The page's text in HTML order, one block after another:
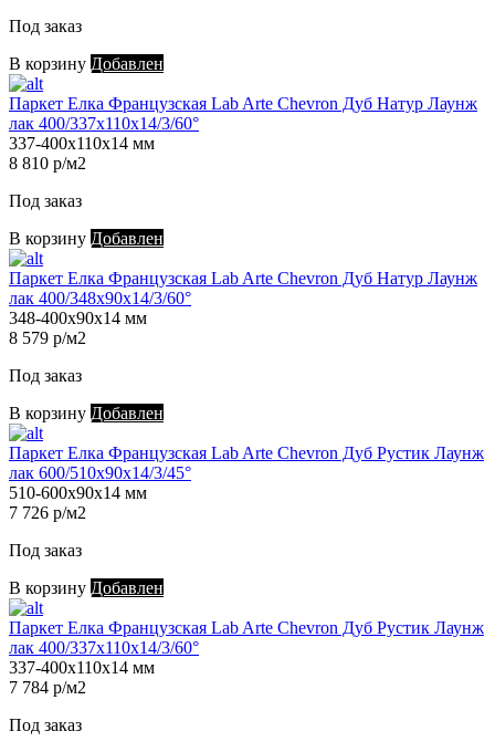
Под заказ
В корзину Добавлен
Паркет Елка Французская Lab Arte Chevron Дуб Натур Лаунж
лак 400/337х110х14/3/60°
337-400х110х14 мм
8 810 р/м2
Под заказ
В корзину Добавлен
Паркет Елка Французская Lab Arte Chevron Дуб Натур Лаунж
лак 400/348х90х14/3/60°
348-400х90х14 мм
8 579 р/м2
Под заказ
В корзину Добавлен
Паркет Елка Французская Lab Arte Chevron Дуб Рустик Лаунж
лак 600/510х90х14/3/45°
510-600х90х14 мм
7 726 р/м2
Под заказ
В корзину Добавлен
Паркет Елка Французская Lab Arte Chevron Дуб Рустик Лаунж
лак 400/337х110х14/3/60°
337-400х110х14 мм
7 784 р/м2
Под заказ